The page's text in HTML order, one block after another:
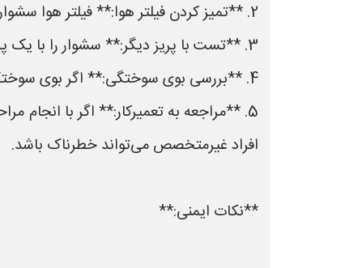
2. **تمیز کردن فیلتر هوا:** فیلتر هوا سشوار را تمیز کنید.
3. **تست با پریز دیگر:** سشوار را با یک پریز دیگر امتحان کنید.
4. **بررسی بوی سوختگی:** اگر بوی سوختگی استشمام می‌کنید، احتمالاً موتور سشوار سوخته است و باید تعویض شود.
5. **مراجعه به تعمیرکار:** اگر با
افراد غیرمتخصص می‌تواند خطرناک باشد.
**نکات ایمنی:**